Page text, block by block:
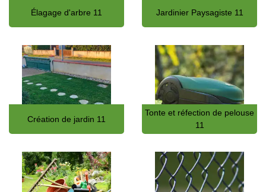
Élagage d'arbre 11 Jardinier Paysagiste 11
Création de jardin 11
Tonte et réfection de pelouse
11